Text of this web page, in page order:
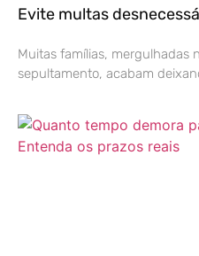
Evite multas
Muitas famílias, mergulhadas
sepultamento, acabam